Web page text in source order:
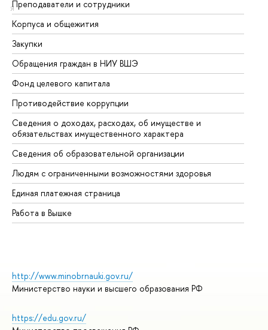
ЯПреподаватели и сотрудники
Корпуса и общежития
Закупки
Обращения граждан в НИУ ВШЭ
Фонд целевого капитала
Противодействие коррупции
Сведения о доходах, расходах, об имуществе и
обязательствах имущественного характера
Сведения об образовательной организации
Людям с ограниченными возможностями здоровья
Единая платежная страница
Работа в Вышке
http://www.minobrnauki.gov.ru/
Министерство науки и высшего образования РФ
https://edu.gov.ru/